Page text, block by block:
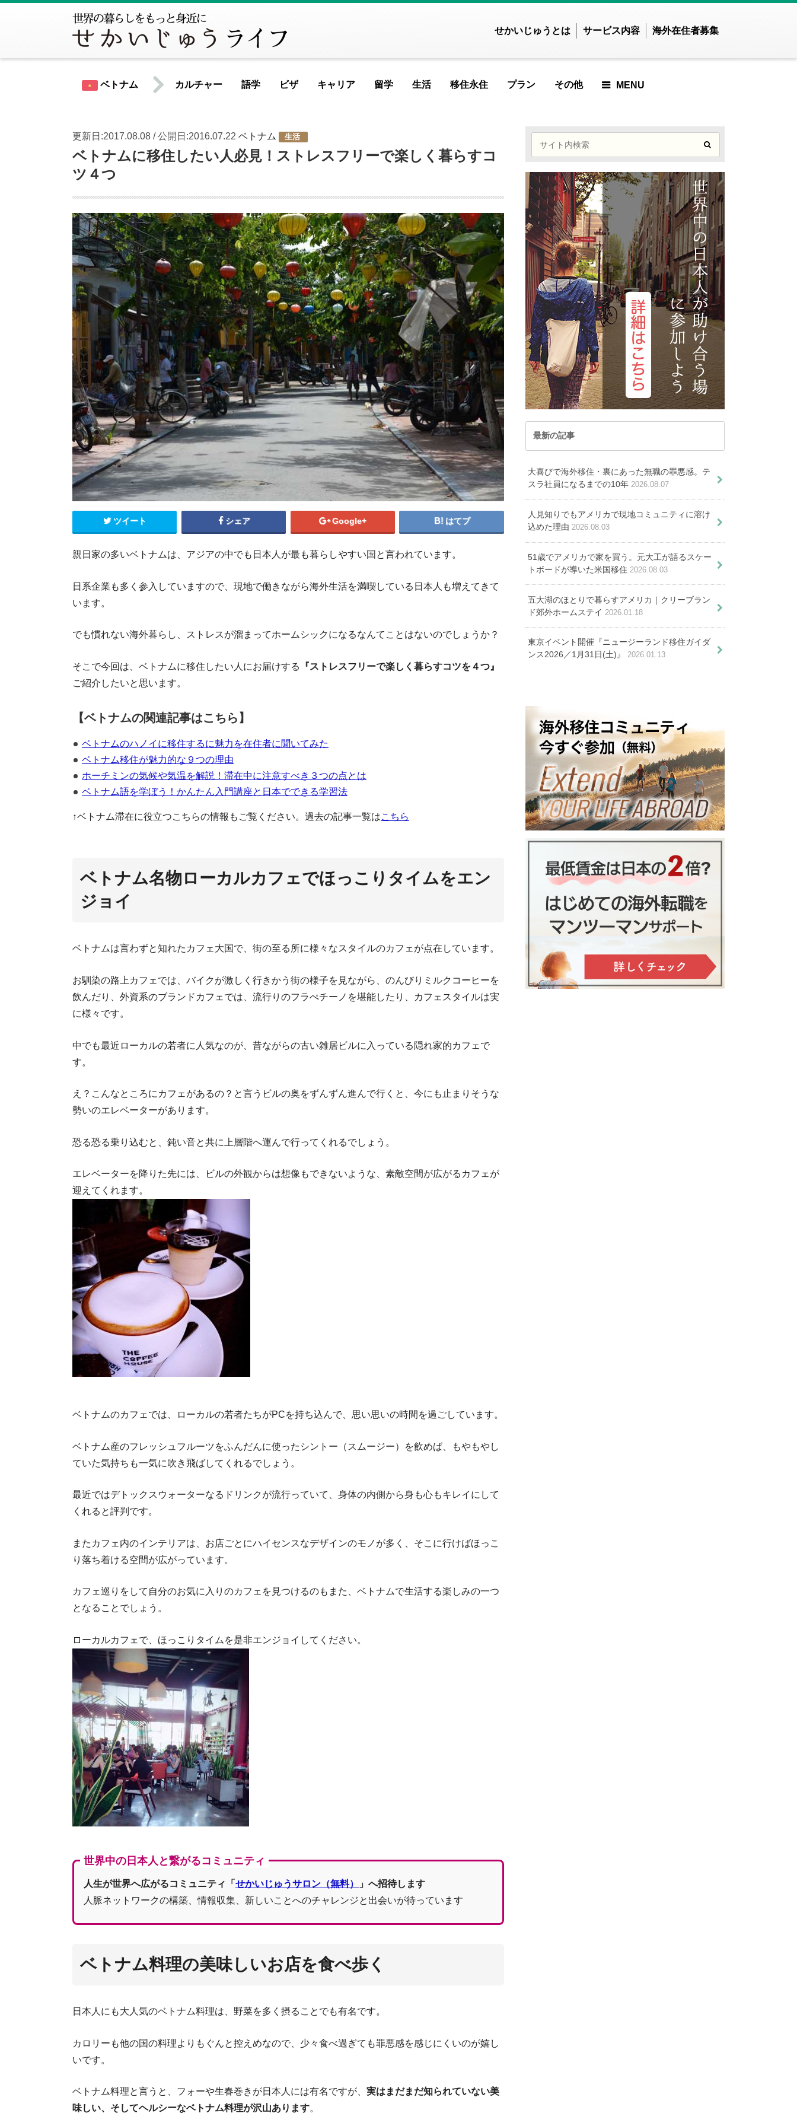
せかいじゅうとは サービス内容 海外在住者募集
ベトナム
世界共通情報
アメリカ合衆国 カナダ
中南米
アルゼンチン
ウルグアイ
エクアドル
キューバ
グアテマラ
コスタリカ
コロンビア
セントルシア
チリ
ドミニカ共和国
ニカラグア
ハイチ
パナマ
パラグアイ
ブラジル
ベネズエラ
ペルー
ボリビア
メキシコ
アイスランド アイルランド
アルメニア
エストニア
オランダ
オーストリア
ギリシャ
クロアチア
ジョージア
スイス
スウェーデン
スペイン
スロベニア
セルビア
チェコ
デンマーク
ドイツ
ノルウェー
ハンガリー
フィンランド
フランス
ブルガリア
ベラルーシ
ベルギー
ポルトガル
ポーランド
マケドニア共和国
マルタ共和国
ラトビア
リトアニア
ルクセンブルク
ルーマニア ロシア
中東/アフリカ
アラブ首長国連邦 アルジェリア
イスラエル
エジプト
カタール
ケニア
サウジアラビア
セネガル
タンザニア
トルコ
ベナン共和国
モザンビーク
南アフリカ共和国
ウズベキスタン
カンボジア
シンガポール
スリランカ
タイ
ネパール
バングラデシュ
パキスタン
フィジー共和国
フィリピン
ベトナム
マカオ
マレーシア
ミャンマー
モルディブ共和国
ラオス
中国
韓国
オセアニア
オーストラリア
トンガ
ニュージーランド
パラオ共和国
その他
FEATURED ARTICLE
でした
MOST VIEWED
ARTICLE
記事が見つかりません
でした
PICKUP ARTICLE
海外旅行より100倍楽しいー
定年後に日本語教師として
ベトナム移住
「海外に住みたい」は叶え
られる。ベトナム移住した
私の次なる夢
【イベント】せかいじゅう
インタビュー & Zoom交
流会のご案内
プラン
FEATURED ARTICLE
MOST VIEWED ARTICLE
記事が見つかりませんでした
PICKUP ARTICLE
記事が見つかりませんでした
移住永住
FEATURED ARTICLE
MOST VIEWED ARTICLE
記事が見つかりませんでした
PICKUP ARTICLE
ベトナムのハノイに移住するに魅力を在住者
生活と魅力や実情を紹介
ベトナム移住が魅力的な９つの理由
語学
FEATURED ARTICLE
記事が見つかりませんでした
MOST VIEWED ARTICLE
記事が見つかりませんでした
PICKUP ARTICLE
ベトナム語を学ぼう！かんたん入門講座と日本でできる学習法
ベトナム語の挨拶や基本フレーズ集８０選（会話シミュレーションと勉強法付き）
ビザ
記事が見つかりませんでした
MOST VIEWED ARTICLE
記事が見つかりませんでした
PICKUP ARTICLE
ベトナムのビザ６種類の特徴や取得方法を徹底解説！
留学
FEATURED ARTICLE
記事が見つかりませんでした
MOST VIEWED ARTICLE
記事が見つかりませんでした
PICKUP ARTICLE
ベトナムへ親子留学！語学だけじゃない「親子の絆や生き
る力」を育もう
キャリア
FEATURED ARTICLE
記事が見つかりませんでした
MOST VIEWED ARTICLE
記事が見つかりませんでした
PICKUP ARTICLE
ベトナム現地採用を獲得しよう！仕事探しの方法や待遇は？詳しく紹
介します
ベトナムの平均年収と職業別給与ランキング。１位のアノ職種とは
生活
FEATURED ARTICLE
記事が見つかりませんでした
MOST VIEWED ARTICLE
記事が見つかりませんでした
PICKUP ARTICLE
海外で働くと決めてから公務員がベトナム転職を果
たすまで
ベトナムへ家族移住！一か月の生活費を大公開しま
す
ベトナムの交通事情を徹底解説。８つの移動手段と
カルチャー
記事が見つかりませんでした
MOST VIEWED ARTICLE
記事が見つかりませんでした
PICKUP ARTICLE
ベトナム人の恋愛事情。男性・女性それぞれのアプローチや結婚観
MENU
更新日:2017.08.08 / 公開日:2016.07.22 ベトナム 生活
ベトナムに移住したい人必見！ストレスフリーで楽しく暮らすコ
ツ４つ
ツイート シェア Google+ はてブ
親日家の多いベトナムは、アジアの中でも日本人が最も暮らしやすい国と言われています。
日系企業も多く参入していますので、現地で働きながら海外生活を満喫している日本人も増えてきて
います。
でも慣れない海外暮らし、ストレスが溜まってホームシックになるなんてことはないのでしょうか？
そこで今回は、ベトナムに移住したい人にお届けする
『ストレスフリーで楽しく暮らすコツを４つ』
ご紹介したいと思います。
【ベトナムの関連記事はこちら】
ベトナムのハノイに移住するに魅力を在住者に聞いてみた
ベトナム移住が魅力的な９つの理由
ホーチミンの気候や気温を解説！滞在中に注意すべき３つの点とは
ベトナム語を学ぼう！かんたん入門講座と日本でできる学習法
↑ベトナム滞在に役立つこちらの情報もご覧ください。過去の記事一覧はこちら
ベトナム名物ローカルカフェでほっこりタイムをエン
ジョイ
ベトナムは言わずと知れたカフェ大国で、街の至る所に様々なスタイルのカフェが点在しています。
お馴染の路上カフェでは、バイクが激しく行きかう街の様子を見ながら、のんびりミルクコーヒーを
飲んだり、外資系のブランドカフェでは、流行りのフラぺチーノを堪能したり、カフェスタイルは実
に様々です。
中でも最近ローカルの若者に人気なのが、昔ながらの古い雑居ビルに入っている隠れ家的カフェで
す。
え？こんなところにカフェがあるの？と言うビルの奥をずんずん進んで行くと、今にも止まりそうな
勢いのエレベーターがあります。
恐る恐る乗り込むと、鈍い音と共に上層階へ運んで行ってくれるでしょう。
エレベーターを降りた先には、ビルの外観からは想像もできないような、素敵空間が広がるカフェが
迎えてくれます。
ベトナムのカフェでは、ローカルの若者たちがPCを持ち込んで、思い思いの時間を過ごしています。
ベトナム産のフレッシュフルーツをふんだんに使ったシントー（スムージー）を飲めば、もやもやし
ていた気持ちも一気に吹き飛ばしてくれるでしょう。
最近ではデトックスウォーターなるドリンクが流行っていて、身体の内側から身も心もキレイにして
くれると評判です。
またカフェ内のインテリアは、お店ごとにハイセンスなデザインのモノが多く、そこに行けばほっこ
り落ち着ける空間が広がっています。
カフェ巡りをして自分のお気に入りのカフェを見つけるのもまた、ベトナムで生活する楽しみの一つ
となることでしょう。
ローカルカフェで、ほっこりタイムを是非エンジョイしてください。
世界中の日本人と繋がるコミュニティ
人生が世界へ広がるコミュニティ「 せかいじゅうサロン（無料）
」へ招待します
人脈ネットワークの構築、情報収集、新しいことへのチャレンジと出会いが待っています
ベトナム料理の美味しいお店を食べ歩く
日本人にも大人気のベトナム料理は、野菜を多く摂ることでも有名です。
カロリーも他の国の料理よりもぐんと控えめなので、少々食べ過ぎても罪悪感を感じにくいのが嬉し
いです。
ベトナム料理と言うと、フォーや生春巻きが日本人には有名ですが、 実はまだまだ知られていない美
味しい、そしてヘルシーなベトナム料理が沢山あります。
最新の記事
大喜びで海外移住・裏にあった無職の罪悪感。テ
スラ社員になるまでの10年 2026.08.07
人見知りでもアメリカで現地コミュニティに溶け
込めた理由 2026.08.03
51歳でアメリカで家を買う。元大工が語るスケー
トボードが導いた米国移住 2026.08.03
五大湖のほとりで暮らすアメリカ｜クリーブラン
ド郊外ホームステイ 2026.01.18
東京イベント開催『ニュージーランド移住ガイダ
ンス2026／1月31日(土)』
2026.01.13